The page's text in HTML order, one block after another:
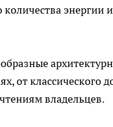
энергии и
от классического
владельцев.